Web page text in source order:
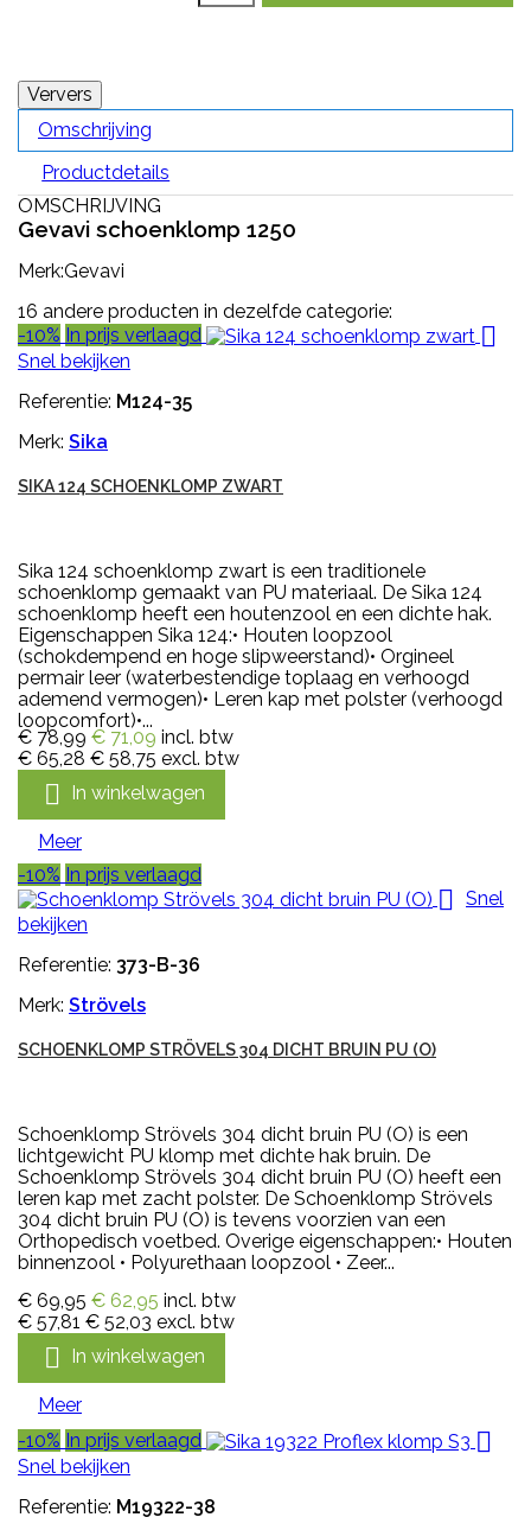
Omschrijving
Productdetails
OMSCHRIJVING
Gevavi schoenklomp 1250
Merk:Gevavi
16 andere producten in dezelfde categorie:
-10% In prijs verlaagd 
Snel bekijken
Referentie: M124-35
Merk: Sika
SIKA 124 SCHOENKLOMP ZWART
Sika 124 schoenklomp zwart is een traditionele
schoenklomp gemaakt van PU materiaal. De Sika 124
schoenklomp heeft een houtenzool en een dichte hak.
Eigenschappen Sika 124:• Houten loopzool
(schokdempend en hoge slipweerstand)• Orgineel
permair leer (waterbestendige toplaag en verhoogd
ademend vermogen)• Leren kap met polster (verhoogd
loopcomfort)•...
€ 78,99 € 71,09 incl. btw
€ 65,28 € 58,75 excl. btw
 In winkelwagen
Meer
-10% In prijs verlaagd
 Snel
bekijken
Referentie: 373-B-36
Merk: Strövels
SCHOENKLOMP STRÖVELS 304 DICHT BRUIN PU (O)
Schoenklomp Strövels 304 dicht bruin PU (O) is een
lichtgewicht PU klomp met dichte hak bruin. De
Schoenklomp Strövels 304 dicht bruin PU (O) heeft een
leren kap met zacht polster. De Schoenklomp Strövels
304 dicht bruin PU (O) is tevens voorzien van een
Orthopedisch voetbed. Overige eigenschappen:• Houten
binnenzool • Polyurethaan loopzool • Zeer...
€ 69,95 € 62,95 incl. btw
€ 57,81 € 52,03 excl. btw
 In winkelwagen
Meer
-10% In prijs verlaagd 
Snel bekijken
Referentie: M19322-38